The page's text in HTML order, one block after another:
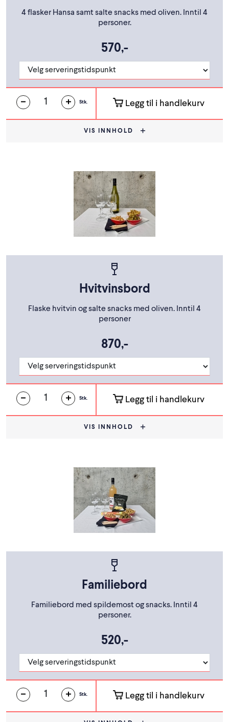
4 flasker Hansa samt salte snacks med oliven. Inntil 4
personer.
570,-
Stk. Legg til i handlekurv
VIS INNHOLD
Hvitvinsbord
Flaske hvitvin og salte snacks med oliven. Inntil 4
personer
870,-
Stk. Legg til i handlekurv
VIS INNHOLD
Familiebord
Familiebord med spildemost og snacks. Inntil 4
personer.
520,-
Stk. Legg til i handlekurv